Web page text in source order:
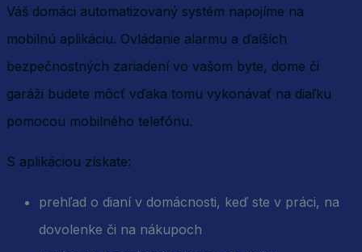
Váš domáci automatizovaný systém napojíme na
mobilnú aplikáciu. Ovládanie alarmu a ďalších
bezpečnostných zariadení vo vašom byte, dome či
garáži budete môcť vďaka tomu vykonávať na diaľku
pomocou mobilného telefónu.
S aplikáciou získate:
prehľad o dianí v domácnosti, keď ste v práci, na
dovolenke či na nákupoch